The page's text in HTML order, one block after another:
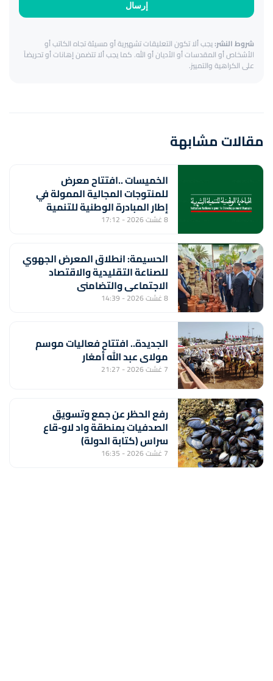
إرسال
شروط النشر:يجب ألا تكون التعليقات تشهيرية أو مسيئة تجاه الكاتب أو
الأشخاص أو المقدسات أو الأديان أو الله. كما يجب ألا تتضمن إهانات أو تحريضاً
على الكراهية والتمييز.
مقالات مشابهة
الخميسات ..افتتاح معرض
للمنتوجات المجالية الممولة في
إطار المبادرة الوطنية للتنمية
البشرية
8 غشت 2026 - 17:12
الحسيمة: انطلاق المعرض الجهوي
للصناعة التقليدية والاقتصاد
الاجتماعي والتضامني
8 غشت 2026 - 14:39
الجديدة.. افتتاح فعاليات موسم
مولاي عبد الله أمغار
7 غشت 2026 - 21:27
رفع الحظر عن جمع وتسويق
الصدفيات بمنطقة واد لاو-قاع
سراس (كتابة الدولة)
7 غشت 2026 - 16:35